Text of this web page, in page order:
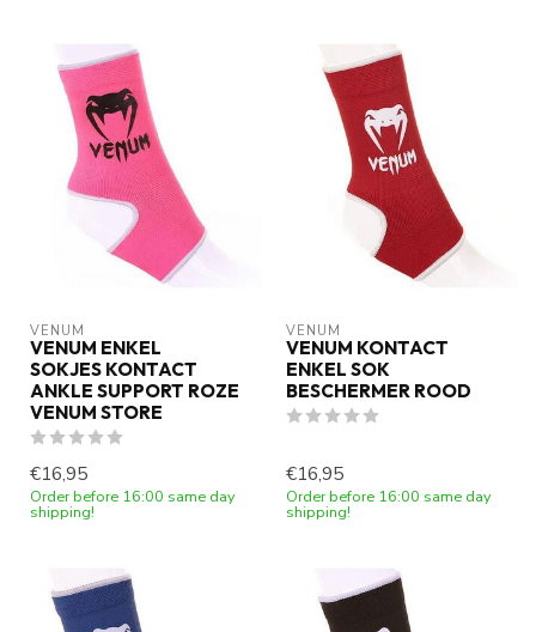
VENUM
VENUM ENKEL
SOKJES KONTACT
ANKLE SUPPORT ROZE
VENUM STORE
€16,95
Order before 16:00 same day
shipping!
VENUM
VENUM KONTACT
ENKEL SOK
BESCHERMER ROOD
€16,95
Order before 16:00 same day
shipping!